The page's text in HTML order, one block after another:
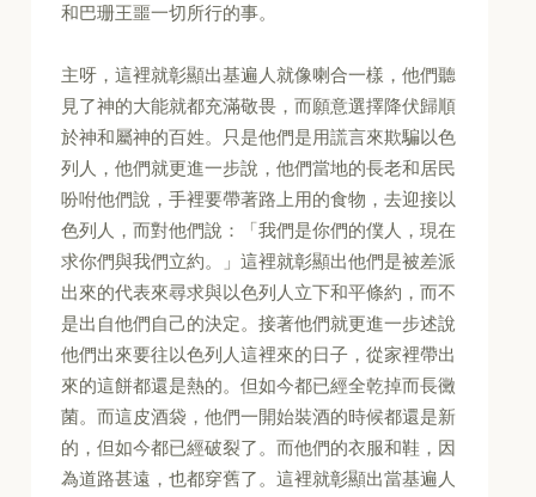
和巴珊王噩一切所行的事。
主呀，這裡就彰顯出基遍人就像喇合一樣，他們聽
見了神的大能就都充滿敬畏，而願意選擇降伏歸順
於神和屬神的百姓。只是他們是用謊言來欺騙以色
列人，他們就更進一步說，他們當地的長老和居民
吩咐他們說，手裡要帶著路上用的食物，去迎接以
色列人，而對他們說：「我們是你們的僕人，現在
求你們與我們立約。」這裡就彰顯出他們是被差派
出來的代表來尋求與以色列人立下和平條約，而不
是出自他們自己的決定。接著他們就更進一步述說
他們出來要往以色列人這裡來的日子，從家裡帶出
來的這餅都還是熱的。但如今都已經全乾掉而長黴
菌。而這皮酒袋，他們一開始裝酒的時候都還是新
的，但如今都已經破裂了。而他們的衣服和鞋，因
為道路甚遠，也都穿舊了。這裡就彰顯出當基遍人